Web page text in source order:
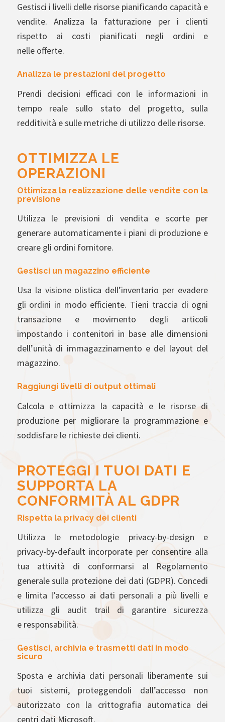
Gestisci i livelli delle risorse pianificando capacità e
vendite. Analizza la fatturazione per i clienti
rispetto ai costi pianificati negli ordini e
nelle offerte.
Analizza le prestazioni del progetto
Prendi decisioni efficaci con le informazioni in
tempo reale sullo stato del progetto, sulla
redditività e sulle metriche di utilizzo delle risorse.
OTTIMIZZA LE
OPERAZIONI
Ottimizza la realizzazione delle vendite con la
previsione
Utilizza le previsioni di vendita e scorte per
generare automaticamente i piani di produzione e
creare gli ordini fornitore.
Gestisci un magazzino efficiente
Usa la visione olistica dell’inventario per evadere
gli ordini in modo efficiente. Tieni traccia di ogni
transazione e movimento degli articoli
impostando i contenitori in base alle dimensioni
dell’unità di immagazzinamento e del layout del
magazzino.
Raggiungi livelli di output ottimali
Calcola e ottimizza la capacità e le risorse di
produzione per migliorare la programmazione e
soddisfare le richieste dei clienti.
PROTEGGI I TUOI DATI E
SUPPORTA LA
CONFORMITÀ AL GDPR
Rispetta la privacy dei clienti
Utilizza le metodologie privacy-by-design e
privacy-by-default incorporate per consentire alla
tua attività di conformarsi al Regolamento
generale sulla protezione dei dati (GDPR). Concedi
e limita l’accesso ai dati personali a più livelli e
utilizza gli audit trail di garantire sicurezza
e responsabilità.
Gestisci, archivia e trasmetti dati in modo
sicuro
Sposta e archivia dati personali liberamente sui
tuoi sistemi, proteggendoli dall’accesso non
autorizzato con la crittografia automatica dei
centri dati Microsoft.